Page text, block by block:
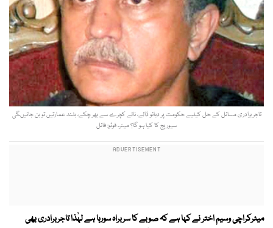
تاجر برادری مسائل کے حل کیلیے حکومت پر دبائو ڈالے، نالے کچرے سے بھر چکے، بلند عمارتیں تو بن جائیںگی
سیوریج کا کیا ہو گا؟ میئر۔ فوٹو: فائل
میئرکراچی وسیم اختر نے کہا ہے کہ صوبے کا سربراہ سورہا ہے لہٰذا تاجربرادری بھی